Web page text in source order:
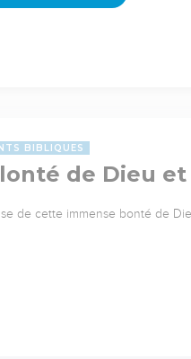
BIBLIQUES
de Dieu
de cette immense bonté de